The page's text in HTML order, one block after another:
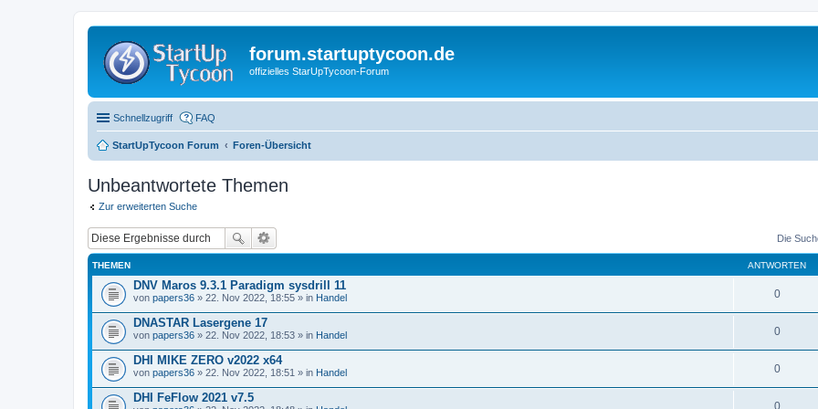
forum.startuptycoon.de
offizielles StarUpTycoon-Forum
Schnellzugriff FAQ
StartUpTycoon Forum Foren-Übersicht
Unbeantwortete Themen
Zur erweiterten Suche
Die
THEMEN ANTWORTEN
DNV Maros 9.3.1 Paradigm sysdrill 11
von papers36 » 22. Nov 2022, 18:55 » in Handel 0
DNASTAR Lasergene 17
von papers36 » 22. Nov 2022, 18:53 » in Handel 0
DHI MIKE ZERO v2022 x64
von papers36 » 22. Nov 2022, 18:51 » in Handel 0
DHI FeFlow 2021 v7.5
0